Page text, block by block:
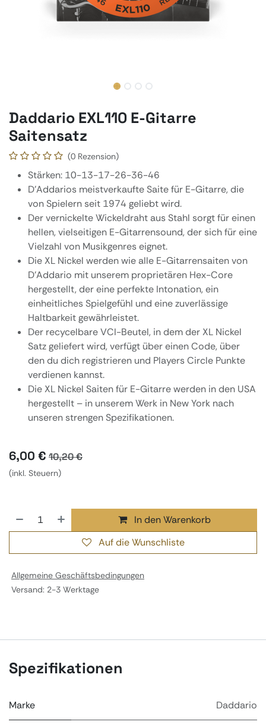
Daddario EXL110 E-Gitarre
Saitensatz
(0 Rezension)
Stärken: 10-13-17-26-36-46
D'Addarios meistverkaufte Saite für E-Gitarre, die
von Spielern seit 1974 geliebt wird.
Der vernickelte Wickeldraht aus Stahl sorgt für einen
hellen, vielseitigen E-Gitarrensound, der sich für eine
Vielzahl von Musikgenres eignet.
Die XL Nickel werden wie alle E-Gitarrensaiten von
D'Addario mit unserem proprietären Hex-Core
hergestellt, der eine perfekte Intonation, ein
einheitliches Spielgefühl und eine zuverlässige
Haltbarkeit gewährleistet.
Der recycelbare VCI-Beutel, in dem der XL Nickel
Satz geliefert wird, verfügt über einen Code, über
den du dich registrieren und Players Circle Punkte
verdienen kannst.
Die XL Nickel Saiten für E-Gitarre werden in den USA
hergestellt – in unserem Werk in New York nach
unseren strengen Spezifikationen.
6,00 € 10,20€
(inkl. Steuern)
In den Warenkorb
Auf die Wunschliste
Allgemeine Geschäftsbedingungen
Versand: 2-3 Werktage
Spezifikationen
Marke Daddario